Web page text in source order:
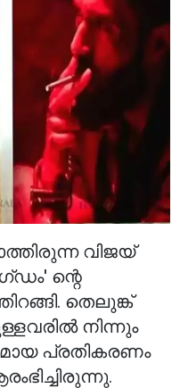
വിജയ്
ന്റെ
തെലുങ്ക്
നിന്നും
പ്രതികരണം